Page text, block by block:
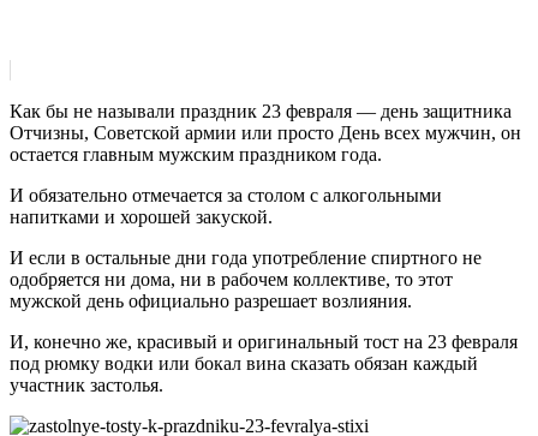
Как бы не называли праздник 23 февраля — день защитника
Отчизны, Советской армии или просто День всех мужчин, он
остается главным мужским праздником года.
И обязательно отмечается за столом с алкогольными
напитками и хорошей закуской.
И если в остальные дни года употребление спиртного не
одобряется ни дома, ни в рабочем коллективе, то этот
мужской день официально разрешает возлияния.
И, конечно же, красивый и оригинальный тост на 23 февраля
под рюмку водки или бокал вина сказать обязан каждый
участник застолья.